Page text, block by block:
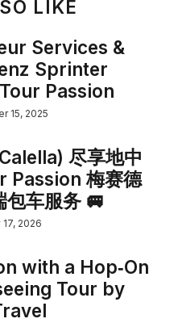
LIKE
Services &
Sprinter
Passion
15, 2025
尽享地中
Passion 梅赛德
包车服务 🚐
2026
with a Hop‑On
Tour by